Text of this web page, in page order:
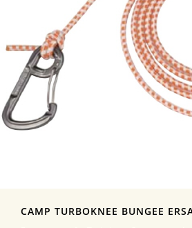
CAMP TURBOKNEE BUNGEE